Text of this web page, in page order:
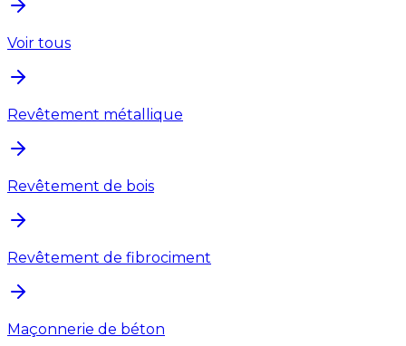
Voir tous
Revêtement métallique
Revêtement de bois
Revêtement de fibrociment
Maçonnerie de béton